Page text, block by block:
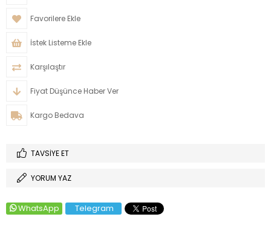
Favorilere Ekle
İstek Listeme Ekle
Karşılaştır
Fiyat Düşünce Haber Ver
Kargo Bedava
TAVSIYE ET
YORUM YAZ
WhatsApp Telegram